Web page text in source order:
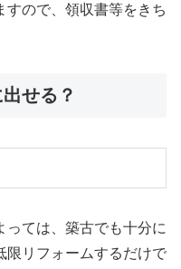
すので、領収書等をきち
せる？
っては、築古でも十分に
限リフォームするだけで